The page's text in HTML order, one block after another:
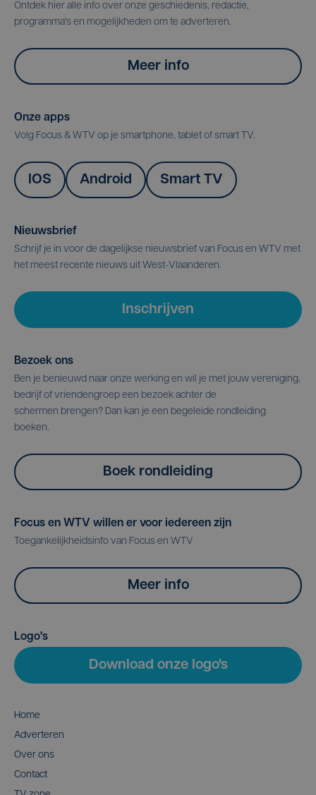
Ontdek hier alle info over onze geschiedenis, redactie,
programma's en mogelijkheden om te adverteren.
Meer info
Onze apps
Volg Focus & WTV op je smartphone, tablet of smart TV.
IOS Android Smart TV
Nieuwsbrief
Schrijf je in voor de dagelijkse nieuwsbrief van Focus en WTV met
het meest recente nieuws uit West-Vlaanderen.
Inschrijven
Bezoek ons
Ben je benieuwd naar onze werking en wil je met jouw vereniging,
bedrijf of vriendengroep een bezoek achter de
schermen brengen? Dan kan je een begeleide rondleiding
boeken.
Boek rondleiding
Focus en WTV willen er voor iedereen zijn
Toegankelijkheidsinfo van Focus en WTV
Meer info
Logo's
Download onze logo's
Home
Adverteren
Over ons
Contact